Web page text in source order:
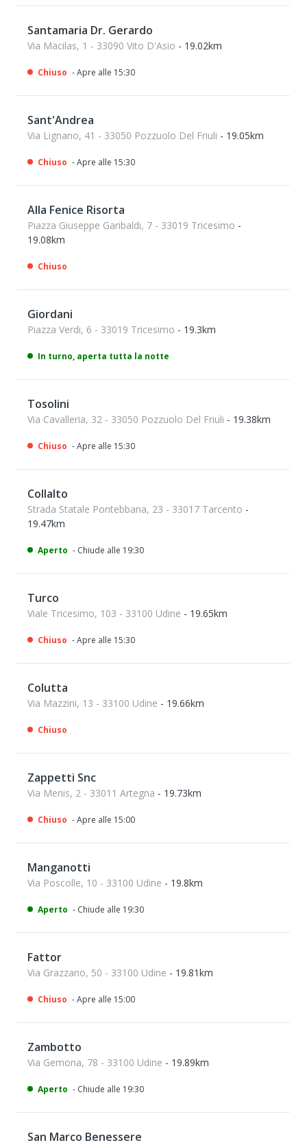
Santamaria Dr. Gerardo
Via Macilas, 1 - 33090 Vito D'Asio - 19.02km
Chiuso - Apre alle 15:30
Sant'Andrea
Via Lignano, 41 - 33050 Pozzuolo Del Friuli - 19.05km
Chiuso - Apre alle 15:30
Alla Fenice Risorta
Piazza Giuseppe Garibaldi, 7 - 33019 Tricesimo -
19.08km
Chiuso
Giordani
Piazza Verdi, 6 - 33019 Tricesimo - 19.3km
In turno, aperta tutta la notte
Tosolini
Via Cavalleria, 32 - 33050 Pozzuolo Del Friuli - 19.38km
Chiuso - Apre alle 15:30
Collalto
Strada Statale Pontebbana, 23 - 33017 Tarcento -
19.47km
Aperto - Chiude alle 19:30
Turco
Viale Tricesimo, 103 - 33100 Udine - 19.65km
Chiuso - Apre alle 15:30
Colutta
Via Mazzini, 13 - 33100 Udine - 19.66km
Chiuso
Zappetti Snc
Via Menis, 2 - 33011 Artegna - 19.73km
Chiuso - Apre alle 15:00
Manganotti
Via Poscolle, 10 - 33100 Udine - 19.8km
Aperto - Chiude alle 19:30
Fattor
Via Grazzano, 50 - 33100 Udine - 19.81km
Chiuso - Apre alle 15:00
Zambotto
Via Gemona, 78 - 33100 Udine - 19.89km
Aperto - Chiude alle 19:30
San Marco Benessere